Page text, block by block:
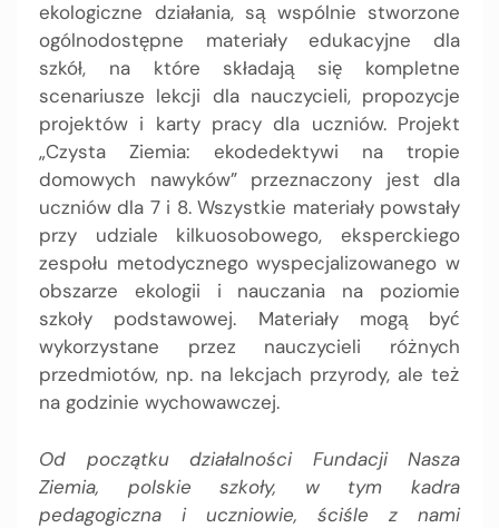
ekologiczne działania, są wspólnie stworzone
ogólnodostępne materiały edukacyjne dla
szkół, na które składają się kompletne
scenariusze lekcji dla nauczycieli, propozycje
projektów i karty pracy dla uczniów. Projekt
„Czysta Ziemia: ekodedektywi na tropie
domowych nawyków” przeznaczony jest dla
uczniów dla 7 i 8. Wszystkie materiały powstały
przy udziale kilkuosobowego, eksperckiego
zespołu metodycznego wyspecjalizowanego w
obszarze ekologii i nauczania na poziomie
szkoły podstawowej. Materiały mogą być
wykorzystane przez nauczycieli różnych
przedmiotów, np. na lekcjach przyrody, ale też
na godzinie wychowawczej.
Od początku działalności Fundacji Nasza
Ziemia, polskie szkoły, w tym kadra
pedagogiczna i uczniowie, ściśle z nami